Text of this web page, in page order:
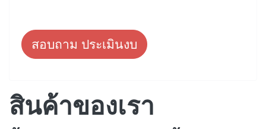
สอบถาม ประเมินงบ
สินค้าของเรา